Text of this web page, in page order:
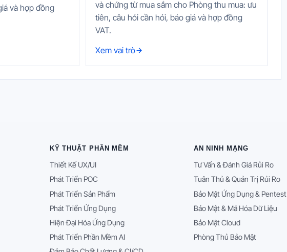
và hợp đồng
và chứng từ mua sắm cho Phòng thu mua: ưu
tiên, câu hỏi cần hỏi, báo giá và hợp đồng
VAT.
Xem vai trò
KỸ THUẬT PHẦN MỀM
Thiết Kế UX/UI
Phát Triển POC
Phát Triển Sản Phẩm
Phát Triển Ứng Dụng
Hiện Đại Hóa Ứng Dụng
Phát Triển Phần Mềm AI
AN NINH MẠNG
Tư Vấn & Đánh Giá Rủi Ro
Tuân Thủ & Quản Trị Rủi Ro
Bảo Mật Ứng Dụng & Pentest
Bảo Mật & Mã Hóa Dữ Liệu
Bảo Mật Cloud
Phòng Thủ Bảo Mật